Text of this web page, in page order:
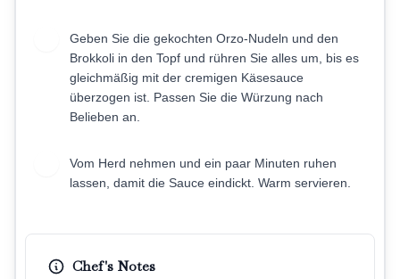
Geben Sie die gekochten Orzo-Nudeln und den
Brokkoli in den Topf und rühren Sie alles um, bis es
gleichmäßig mit der cremigen Käsesauce
überzogen ist. Passen Sie die Würzung nach
Belieben an.
Vom Herd nehmen und ein paar Minuten ruhen
lassen, damit die Sauce eindickt. Warm servieren.
Chef's Notes